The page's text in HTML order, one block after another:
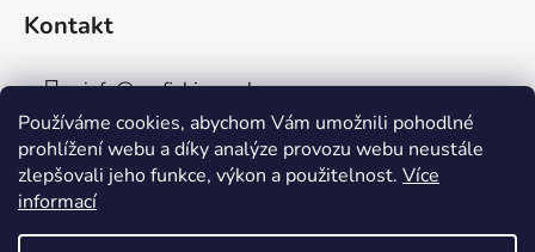
Používáme cookies, abychom Vám umožnili pohodlné
prohlížení webu a díky analýze provozu webu neustále
zlepšovali jeho funkce, výkon a použitelnost. Více
informací
Kontakt
info@aaafishingpraha.cz
778 011 878